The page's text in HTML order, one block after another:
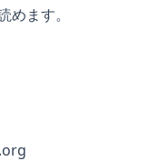
ます。